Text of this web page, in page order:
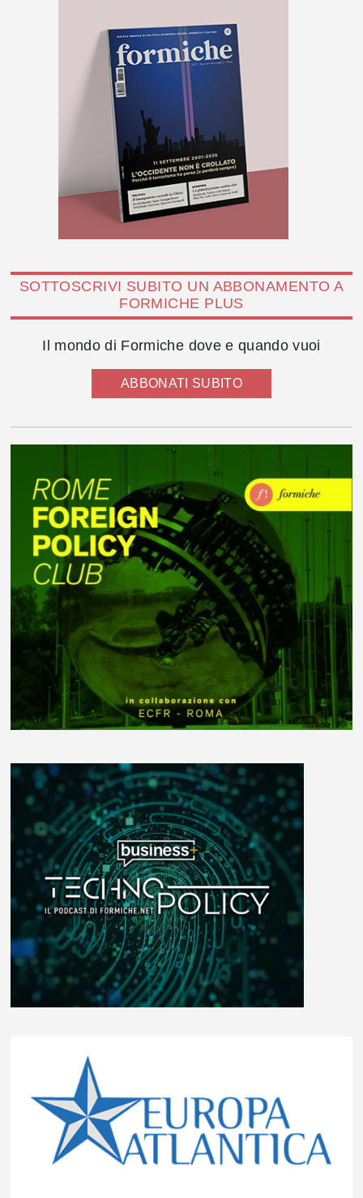
SOTTOSCRIVI SUBITO UN ABBONAMENTO A
FORMICHE PLUS
Il mondo di Formiche dove e quando vuoi
ABBONATI SUBITO